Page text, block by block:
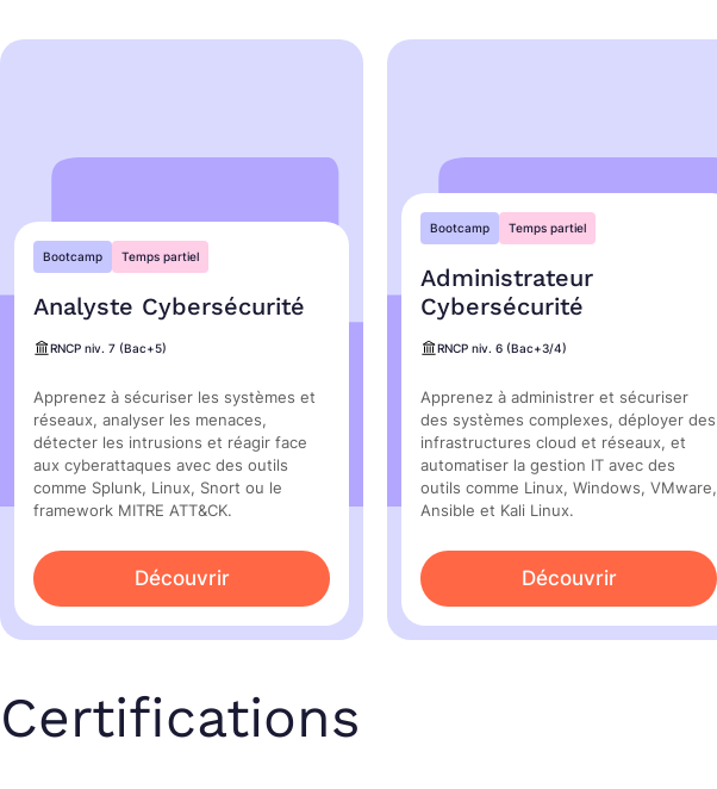
Bootcamp Temps partiel
Analyste Cybersécurité
RNCP niv. 7 (Bac+5)
Apprenez à sécuriser les systèmes et
réseaux, analyser les menaces,
détecter les intrusions et réagir face
aux cyberattaques avec des outils
comme Splunk, Linux, Snort ou le
framework MITRE ATT&CK.
Découvrir
Bootcamp Temps partiel
Administrateur
Cybersécurité
RNCP niv. 6 (Bac+3/4)
Apprenez à administrer et sécuriser
des systèmes complexes, déployer des
infrastructures cloud et réseaux, et
automatiser la gestion IT avec des
outils comme Linux, Windows, VMware,
Ansible et Kali Linux.
Découvrir
Certifications